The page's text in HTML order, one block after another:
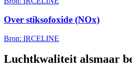
Over stiksofoxide (NOx)
Bron: IRCELINE
Luchtkwaliteit alsmaar